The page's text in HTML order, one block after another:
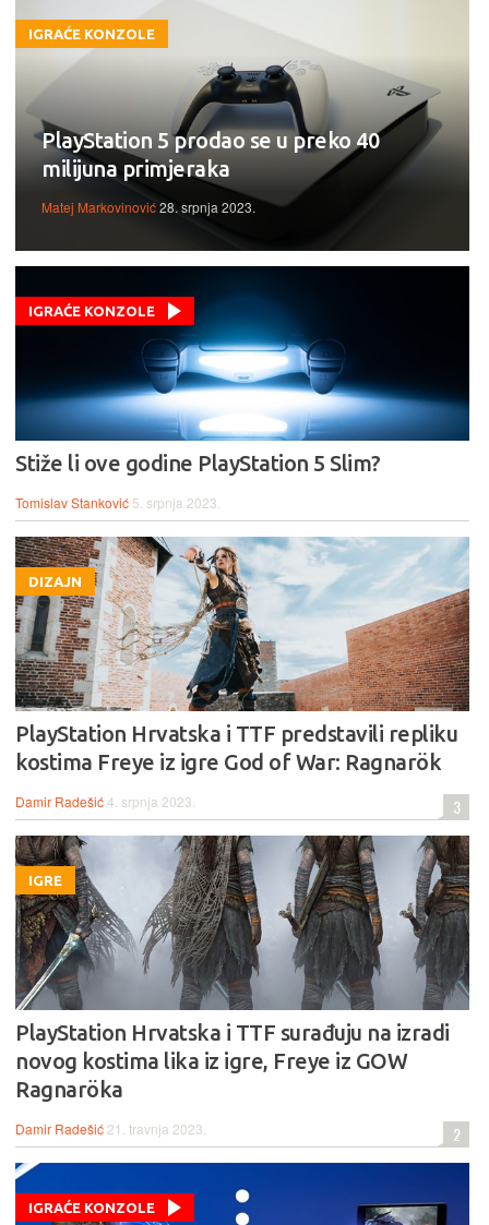
IGRAĆE KONZOLE
PlayStation 5 prodao se u preko 40
milijuna primjeraka
Matej Markovinović28. srpnja 2023.
IGRAĆE KONZOLE
Stiže li ove godine PlayStation 5 Slim?
Tomislav Stanković 5. srpnja 2023.
DIZAJN
PlayStation Hrvatska i TTF predstavili repliku
kostima Freye iz igre God of War: Ragnarök
Damir Radešić4. srpnja 2023. 3
IGRE
PlayStation Hrvatska i TTF surađuju na izradi
novog kostima lika iz igre, Freye iz GOW
Ragnaröka
Damir Radešić 21. travnja 2023. 2
IGRAĆE KONZOLE